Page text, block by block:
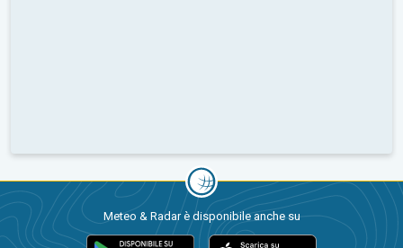
Meteo & Radar è disponibile anche su